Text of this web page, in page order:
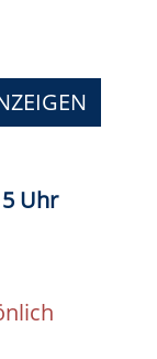
Uhr